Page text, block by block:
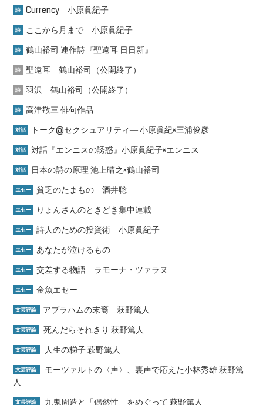
詩 Currency 小原眞紀子
詩 ここから月まで 小原眞紀子
詩 鶴山裕司 連作詩『聖遠耳 日日新』
詩 聖遠耳 鶴山裕司（公開終了）
詩 羽沢 鶴山裕司（公開終了）
詩 高津敬三 俳句作品
対話 トーク@セクシュアリティ― 小原眞紀×三浦俊彦
対話 対話『エンニスの誘惑』小原眞紀子×エンニス
対話 日本の詩の原理 池上晴之×鶴山裕司
エセー 貧乏のたまもの 酒井聡
エセー りょんさんのときどき集中連載
エセー 詩人のための投資術 小原眞紀子
エセー あなたが泣けるもの
エセー 交差する物語 ラモーナ・ツァラヌ
エセー 金魚エセー
文芸評論 アブラハムの末裔 萩野篤人
文芸評論 死んだらそれきり 萩野篤人
文芸評論 人生の梯子 萩野篤人
文芸評論
モーツァルトの〈声〉、裏声で応えた小林秀雄 萩野篤
人
文芸評論 九鬼周造と「偶然性」をめぐって 萩野篤人